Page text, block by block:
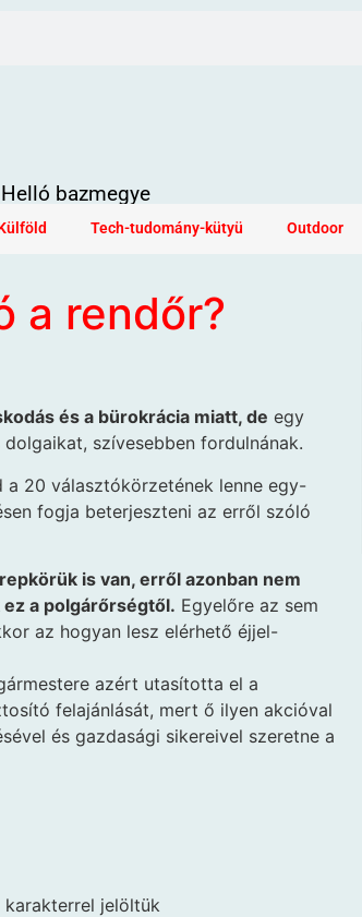
bazmegye
Tech-tudomány-kütyü Outdoor
a rendőr?
és a bürokrácia miatt, de egy
szívesebben fordulnának.
20 választókörzetének lenne egy-
fogja beterjeszteni az erről szóló
is van, erről azonban nem
a polgárőrségtől. Egyelőre az sem
az hogyan lesz elérhető éjjel-
azért utasította el a
felajánlását, mert ő ilyen akcióval
és gazdasági sikereivel szeretne a
karakterrel jelöltük